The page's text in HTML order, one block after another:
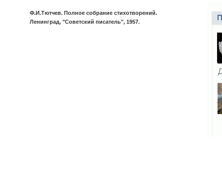
Ф.И.Тютчев. Полное собрание стихотворений.
Ленинград, "Советский писатель", 1957.